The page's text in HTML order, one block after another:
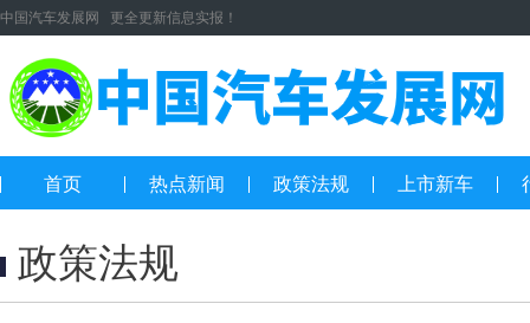
中国汽车发展网 更全更新信息实报！
首页 热点新闻 政策法规 上市新车
政策法规